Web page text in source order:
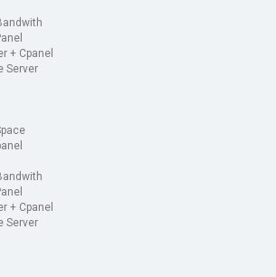
+ Cpanel
Server
+ Cpanel
Server